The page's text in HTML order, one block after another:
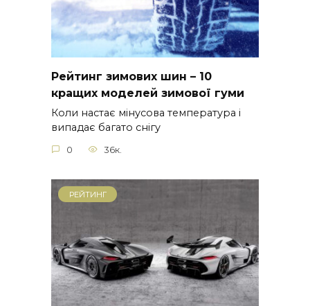
Рейтинг зимових шин – 10
кращих моделей зимової гуми
Коли настає мінусова температура і
випадає багато снігу
0 36к.
РЕЙТИНГ